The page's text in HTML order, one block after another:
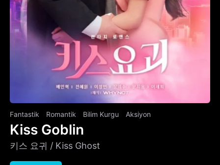
Fantastik Romantik Bilim Kurgu Aksiyon
Kiss Goblin
키스 요귀 / Kiss Ghost